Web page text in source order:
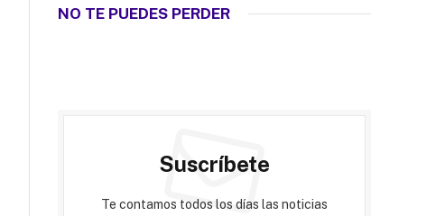
NO TE PUEDES PERDER
Suscríbete
Te contamos todos los días las noticias